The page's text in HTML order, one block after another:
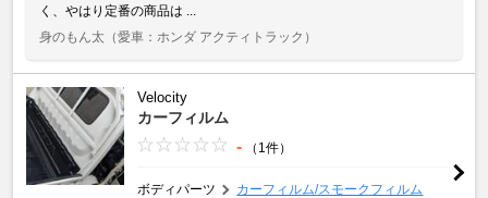
く、やはり定番の商品は ...
身のもん太 （愛車：ホンダ アクティトラック）
Velocity
カーフィルム
- （1件）
ボディパーツ カーフィルム/スモークフィルム